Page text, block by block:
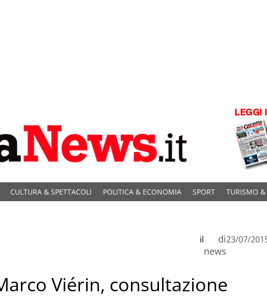
CULTURA & SPETTACOLI POLITICA & ECONOMIA SPORT TURISMO &
di
news
il 23/07/
Viérin, consultazione